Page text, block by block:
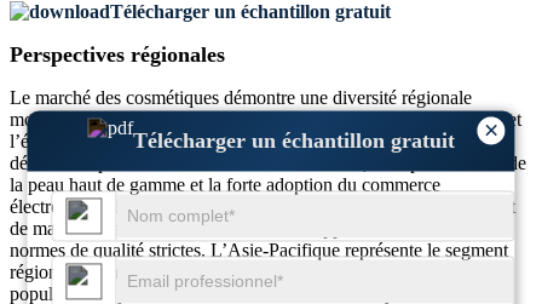
×
Télécharger un échantillon gratuit
Télécharger un échantillon gratuit
Perspectives régionales
Le marché des cosmétiques démontre une diversité régionale
motivée par les préférences culturelles, les habitudes de dépenses et
l’évolution des paysages réglementaires. L’Amérique du Nord
détient une part de marché dominante de 31 %, tirée par les soins de
la peau haut de gamme et la forte adoption du commerce
électronique. L'Europe suit de près avec environ 28 %, bénéficiant
de marques de beauté axées sur le développement durable et de
normes de qualité strictes. L’Asie-Pacifique représente le segment
régional le plus important avec 34 %, alimenté par une forte
population de jeunes, les tendances de la K-beauty et une